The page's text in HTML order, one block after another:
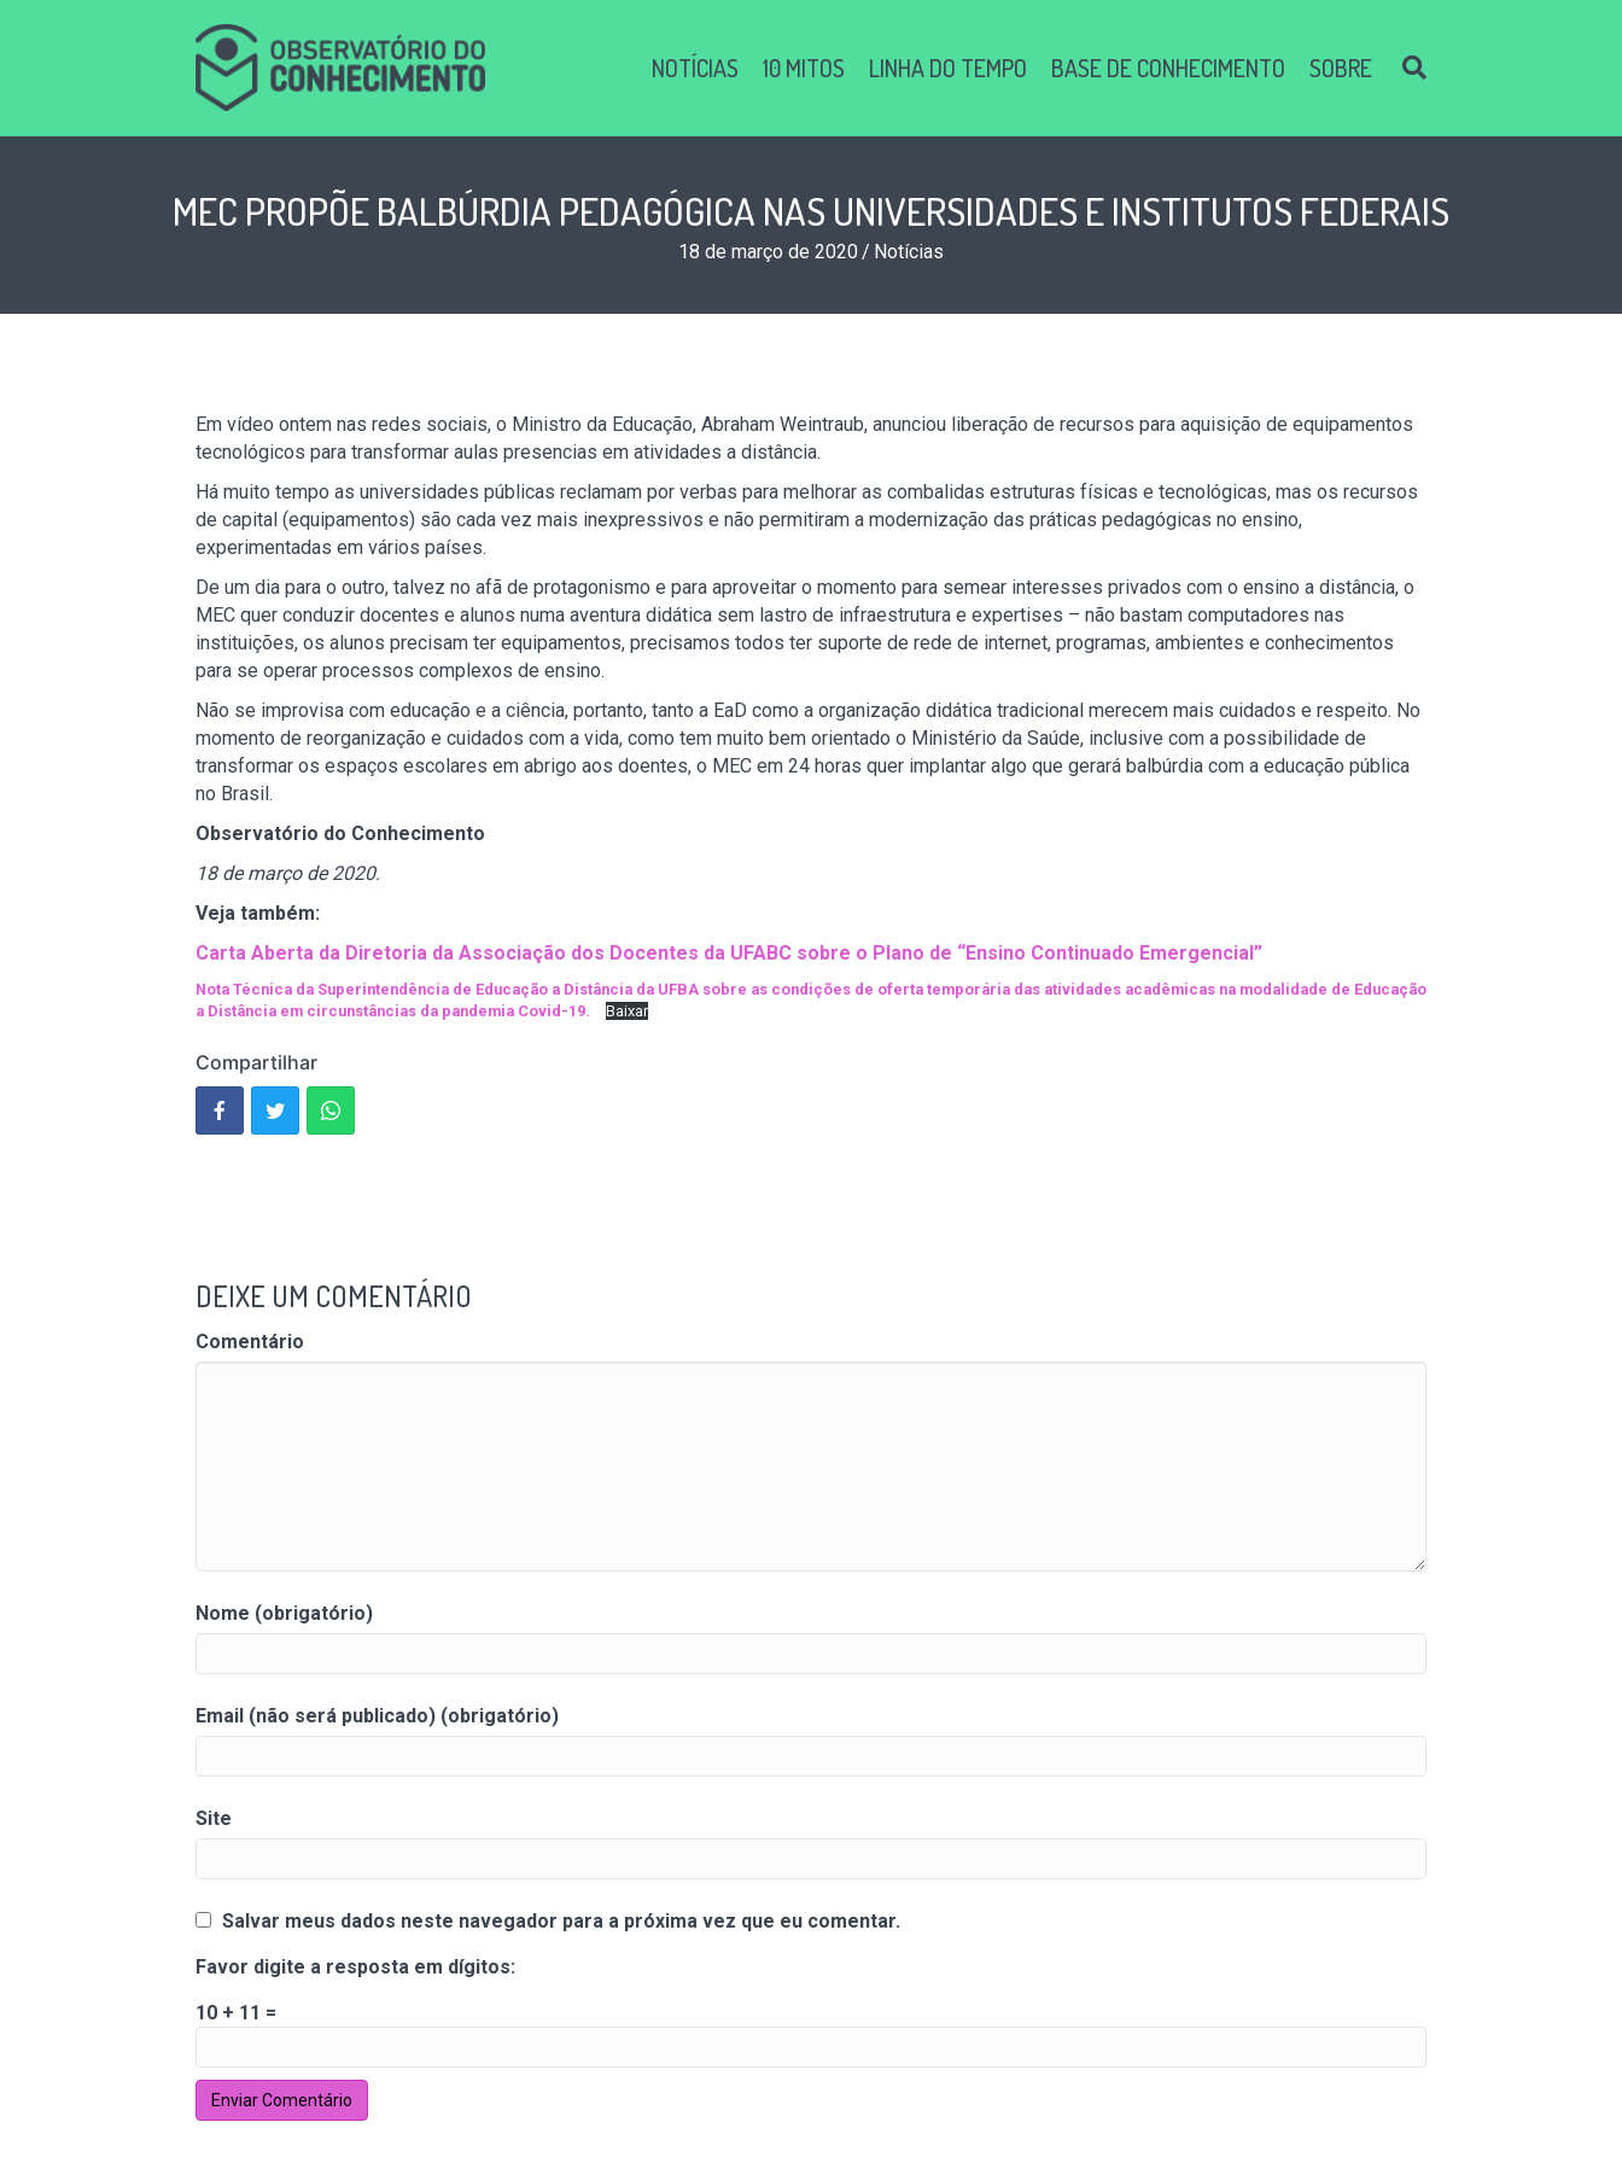
NOTÍCIAS 10 MITOS LINHA DO TEMPO BASE DE CONHECIMENTO SOBRE
MEC PROPÕE BALBÚRDIA PEDAGÓGICA NAS UNIVERSIDADES E INSTITUTOS FEDERAIS
18 de março de 2020 / Notícias
Em vídeo ontem nas redes sociais, o Ministro da Educação, Abraham Weintraub, anunciou liberação de recursos para aquisição de equipamentos
tecnológicos para transformar aulas presencias em atividades a distância.
Há muito tempo as universidades públicas reclamam por verbas para melhorar as combalidas estruturas físicas e tecnológicas, mas os recursos
de capital (equipamentos) são cada vez mais inexpressivos e não permitiram a modernização das práticas pedagógicas no ensino,
experimentadas em vários países.
De um dia para o outro, talvez no afã de protagonismo e para aproveitar o momento para semear interesses privados com o ensino a distância, o
MEC quer conduzir docentes e alunos numa aventura didática sem lastro de infraestrutura e expertises – não bastam computadores nas
instituições, os alunos precisam ter equipamentos, precisamos todos ter suporte de rede de internet, programas, ambientes e conhecimentos
para se operar processos complexos de ensino.
Não se improvisa com educação e a ciência, portanto, tanto a EaD como a organização didática tradicional merecem mais cuidados e respeito. No
momento de reorganização e cuidados com a vida, como tem muito bem orientado o Ministério da Saúde, inclusive com a possibilidade de
transformar os espaços escolares em abrigo aos doentes, o MEC em 24 horas quer implantar algo que gerará balbúrdia com a educação pública
no Brasil.
Observatório do Conhecimento
18 de março de 2020.
Veja também:
Carta Aberta da Diretoria da Associação dos Docentes da UFABC sobre o Plano de “Ensino Continuado Emergencial”
Nota Técnica da Superintendência de Educação a Distância da UFBA sobre as condições de oferta temporária das atividades acadêmicas na modalidade de Educação
a Distância em circunstâncias da pandemia Covid-19.
Baixar
Compartilhar
DEIXE UM COMENTÁRIO
Comentário
Nome (obrigatório)
Email (não será publicado) (obrigatório)
Site
Salvar meus dados neste navegador para a próxima vez que eu comentar.
Favor digite a resposta em dígitos:
10 + 11 =